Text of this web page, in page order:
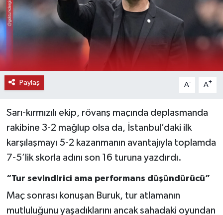
Paylaş A- A+
Sarı-kırmızılı ekip, rövanş maçında deplasmanda
rakibine 3-2 mağlup olsa da, İstanbul’daki ilk
karşılaşmayı 5-2 kazanmanın avantajıyla toplamda
7-5’lik skorla adını son 16 turuna yazdırdı.
“Tur sevindirici ama performans düşündürücü”
Maç sonrası konuşan Buruk, tur atlamanın
mutluluğunu yaşadıklarını ancak sahadaki oyundan
SAĞLIK
SPOR
TEKNOLOJİ